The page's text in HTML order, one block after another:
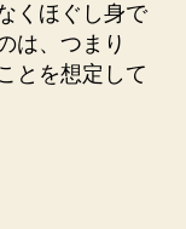
くほぐし身で
は、つまり
とを想定して